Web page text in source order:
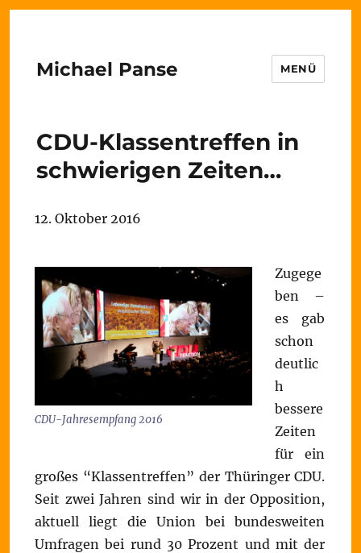
Michael Panse MENÜ
CDU-Klassentreffen in
schwierigen Zeiten…
12. Oktober 2016
CDU-Jahresempfang 2016
Zugege
ben –
es gab
schon
deutlic
h
bessere
Zeiten
für ein
großes “Klassentreffen” der Thüringer CDU.
Seit zwei Jahren sind wir in der Opposition,
aktuell liegt die Union bei bundesweiten
Umfragen bei rund 30 Prozent und mit der